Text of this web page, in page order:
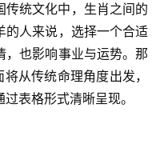
传统文化中，生肖之间的
的人来说，选择一个合适
，也影响事业与运势。那
从传统命理角度出发，
表格形式清晰呈现。